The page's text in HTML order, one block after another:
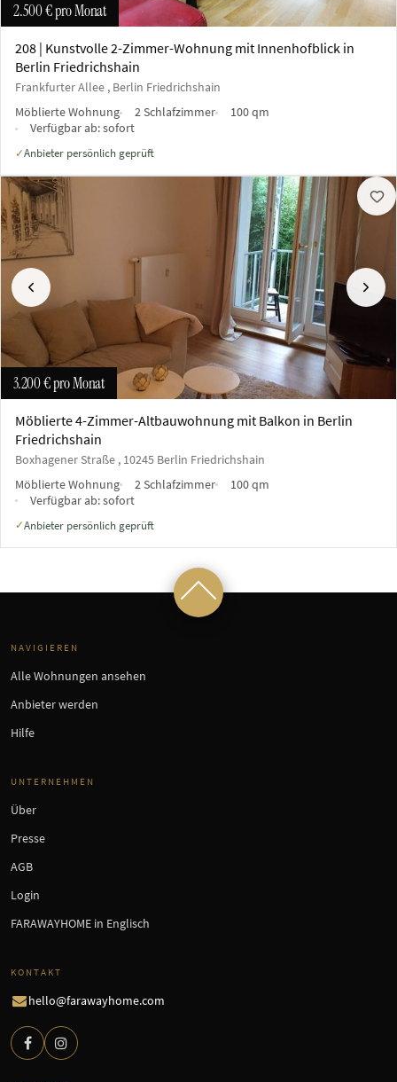
2.500 €pro Monat
208 | Kunstvolle 2-Zimmer-Wohnung mit Innenhofblick in
Berlin Friedrichshain
Frankfurter Allee , Berlin Friedrichshain
Möblierte Wohnung
2 Schlafzimmer
100 qm
Verfügbar ab:sofort
✓Anbieter persönlich geprüft
Vorherige
3.200 €pro Monat
Möblierte 4-Zimmer-Altbauwohnung mit Balkon in Berlin
Friedrichshain
Boxhagener Straße , 10245 Berlin Friedrichshain
Möblierte Wohnung
2 Schlafzimmer
100 qm
Verfügbar ab:sofort
✓Anbieter persönlich geprüft
NAVIGIEREN
Alle Wohnungen ansehen
Anbieter werden
Hilfe
UNTERNEHMEN
Über
Presse
AGB
Login
FARAWAYHOME in Englisch
KONTAKT
hello@farawayhome.com